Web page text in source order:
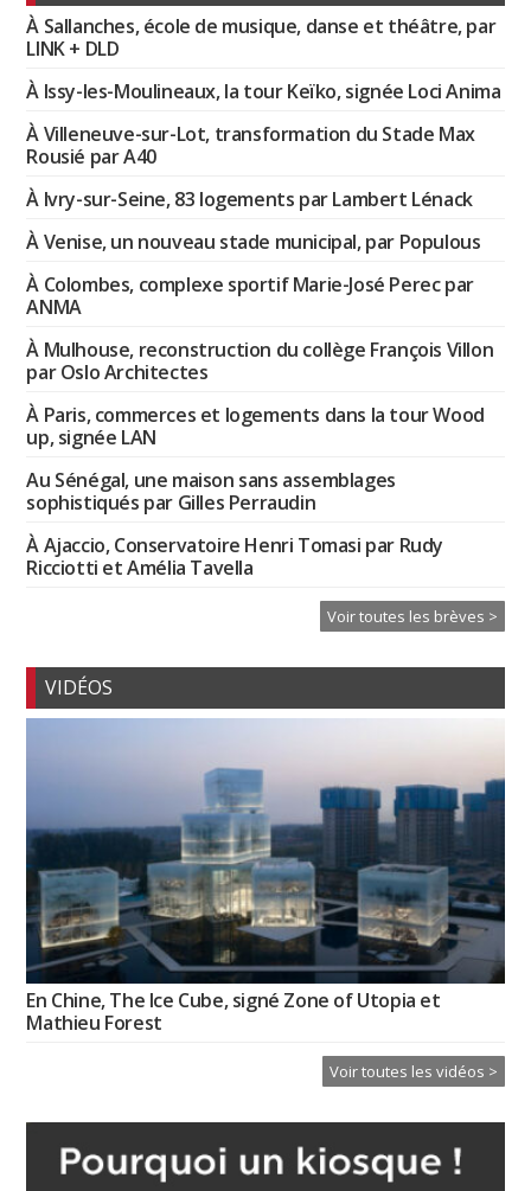
À Sallanches, école de musique, danse et théâtre, par
LINK + DLD
À Issy-les-Moulineaux, la tour Keïko, signée Loci Anima
À Villeneuve-sur-Lot, transformation du Stade Max
Rousié par A40
À Ivry-sur-Seine, 83 logements par Lambert Lénack
À Venise, un nouveau stade municipal, par Populous
À Colombes, complexe sportif Marie-José Perec par
ANMA
À Mulhouse, reconstruction du collège François Villon
par Oslo Architectes
À Paris, commerces et logements dans la tour Wood
up, signée LAN
Au Sénégal, une maison sans assemblages
sophistiqués par Gilles Perraudin
À Ajaccio, Conservatoire Henri Tomasi par Rudy
Ricciotti et Amélia Tavella
Voir toutes les brèves >
VIDÉOS
En Chine, The Ice Cube, signé Zone of Utopia et
Mathieu Forest
Voir toutes les vidéos >